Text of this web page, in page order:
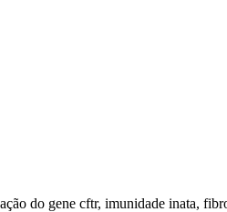
do gene cftr, imunidade inata,